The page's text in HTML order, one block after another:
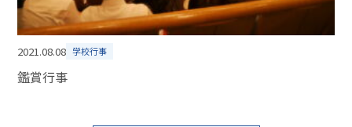
2021.08.08 学校行事
鑑賞行事